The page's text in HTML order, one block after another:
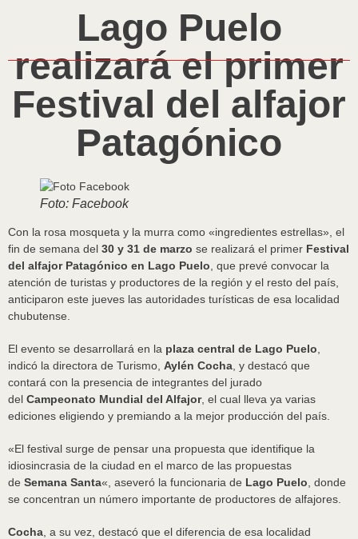
Lago Puelo
realizará el primer
Festival del alfajor
Patagónico
Foto: Facebook
Con la rosa mosqueta y la murra como «ingredientes estrellas», el
fin de semana del 30 y 31 de marzo se realizará el primer Festival
del alfajor Patagónico en Lago Puelo , que prevé convocar la
atención de turistas y productores de la región y el resto del país,
anticiparon este jueves las autoridades turísticas de esa localidad
chubutense.
El evento se desarrollará en la plaza central de Lago Puelo
indicó la directora de Turismo, Aylén Cocha , y destacó que
contará con la presencia de integrantes del jurado
del Campeonato Mundial del Alfajor, el cual lleva ya varias
ediciones eligiendo y premiando a la mejor producción del país.
«El festival surge de pensar una propuesta que identifique la
idiosincrasia de la ciudad en el marco de las propuestas
de Semana Santa«, aseveró la funcionaria de Lago Puelo , donde
se concentran un número importante de productores de alfajores.
Cocha , a su vez, destacó que el diferencia de esa localidad